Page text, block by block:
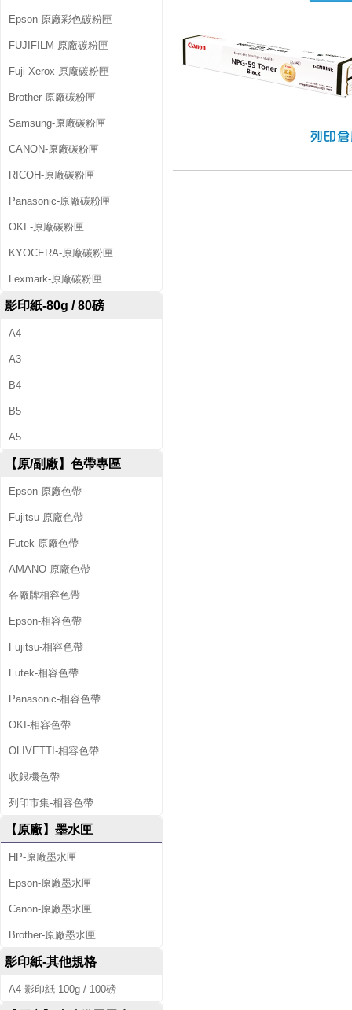
Epson-原廠彩色碳粉匣
FUJIFILM-原廠碳粉匣
Fuji Xerox-原廠碳粉匣
Brother-原廠碳粉匣
Samsung-原廠碳粉匣
CANON-原廠碳粉匣
RICOH-原廠碳粉匣
Panasonic-原廠碳粉匣
OKI -原廠碳粉匣
KYOCERA-原廠碳粉匣
Lexmark-原廠碳粉匣
影印紙-80g / 80磅
A4
A3
B4
B5
A5
【原/副廠】色帶專區
Epson 原廠色帶
Fujitsu 原廠色帶
Futek 原廠色帶
AMANO 原廠色帶
各廠牌相容色帶
Epson-相容色帶
Fujitsu-相容色帶
Futek-相容色帶
Panasonic-相容色帶
OKI-相容色帶
OLIVETTI-相容色帶
收銀機色帶
列印市集-相容色帶
【原廠】墨水匣
HP-原廠墨水匣
Epson-原廠墨水匣
Canon-原廠墨水匣
Brother-原廠墨水匣
影印紙-其他規格
A4 影印紙 100g / 100磅